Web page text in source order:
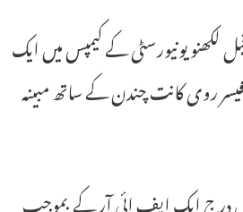
یونیورسٹی کے کیمپس میں ایک
روی کانت چندن کے ساتھ مبینہ
درج ایک ایف ائی آر کے بموجب